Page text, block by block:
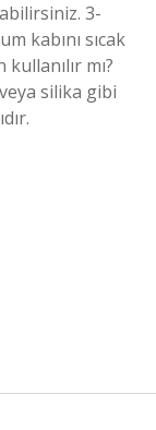
3-
kabını sıcak
mı?
silika gibi